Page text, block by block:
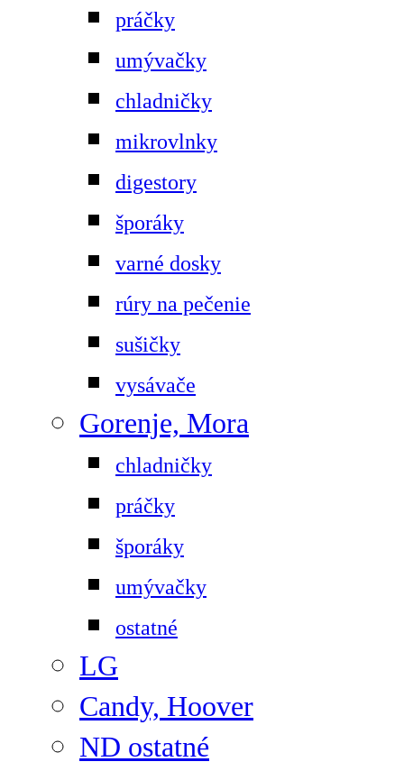
práčky
umývačky
chladničky
mikrovlnky
digestory
šporáky
varné dosky
rúry na pečenie
sušičky
vysávače
Gorenje, Mora
chladničky
práčky
šporáky
umývačky
ostatné
LG
Candy, Hoover
ND ostatné